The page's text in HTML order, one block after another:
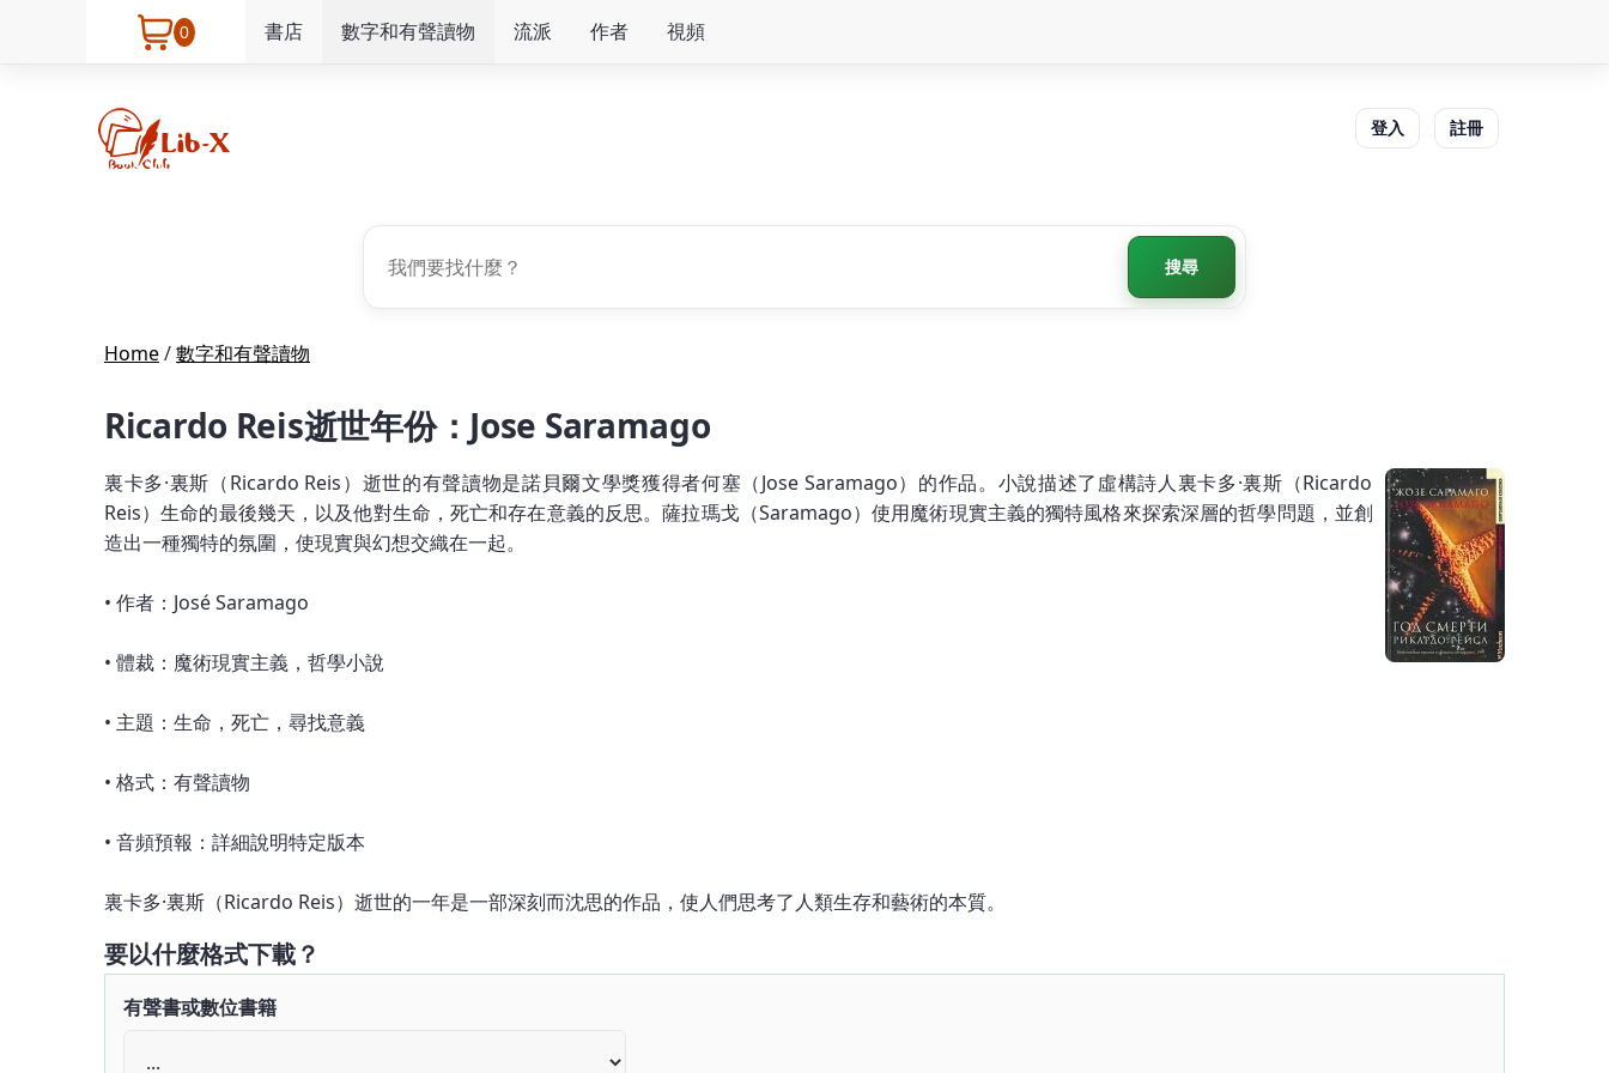
0 書店 數字和有聲讀物 流派 作者 視頻
登入 註冊
搜尋
Home/數字和有聲讀物
Ricardo Reis逝世年份：Jose Saramago
裏卡多·裏斯（Ricardo Reis）逝世的有聲讀物是諾貝爾文學獎獲得者何塞（Jose Saramago）的作品。小說描述了虛構詩人裏卡多·裏斯（Ricardo
Reis）生命的最後幾天，以及他對生命，死亡和存在意義的反思。薩拉瑪戈（Saramago）使用魔術現實主義的獨特風格來探索深層的哲學問題，並創
造出一種獨特的氛圍，使現實與幻想交織在一起。
• 作者：José Saramago
• 體裁：魔術現實主義，哲學小說
• 主題：生命，死亡，尋找意義
• 格式：有聲讀物
• 音頻預報：詳細說明特定版本
裏卡多·裏斯（Ricardo Reis）逝世的一年是一部深刻而沈思的作品，使人們思考了人類生存和藝術的本質。
要以什麼格式下載？
有聲書或數位書籍